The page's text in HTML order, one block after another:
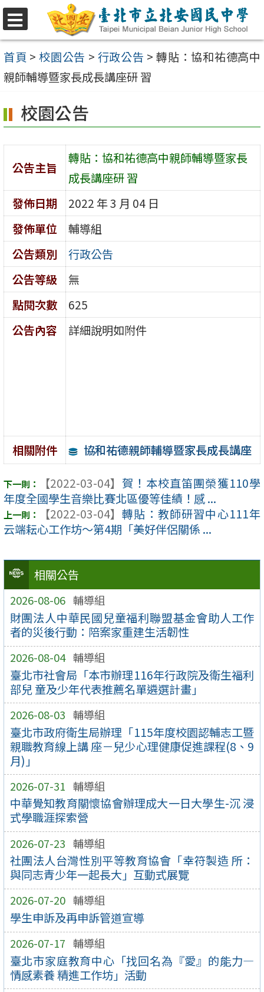
選
單
跳
至
主
要
容
區
首頁 > 校園公告 > 行政公告 > 轉貼：協和祐德高中
親師輔導暨家長成長講座研 習
相關公告
2026-08-06 輔導組
財團法人中華民國兒童福利聯盟基金會助人⼯作
者的災後行動：陪案家重建生活韌性
2026-08-04 輔導組
臺北市社會局「本市辦理116年行政院及衛生福利
部兒 童及少年代表推薦名單遴選計畫」
2026-08-03 輔導組
臺北市政府衛生局辦理「115年度校園認輔志工暨
親職教育線上講 座－兒少心理健康促進課程(8、9
月)」
2026-07-31 輔導組
中華覺知教育關懷協會辦理成大一日大學生-沉 浸
式學職涯探索營
2026-07-23 輔導組
社團法人台灣性別平等教育協會「幸符製造 所：
與同志青少年一起長大」互動式展覽
2026-07-20 輔導組
學生申訴及再申訴管道宣導
2026-07-17 輔導組
臺北市家庭教育中心「找回名為『愛』的能力—
情感素養 精進工作坊」活動
校園公告
公告主旨
轉貼：協和祐德高中親師輔導暨家長
成長講座研 習
發佈日期
2022 年 3 月 04 日
發佈單位
輔導組
公告類別
行政公告
公告等級
無
點閱次數
625
公告內容
詳細說明如附件
相關附件 協和祐德親師輔導暨家長成長講座
【2022-03-04】 賀！本校直笛團榮獲110學
年度全國學生音樂比賽北區優等佳績！感 ...
【2022-03-04】 轉貼：教師研習中心111年
云端耘心工作坊～第4期「美好伴侶關係 ...